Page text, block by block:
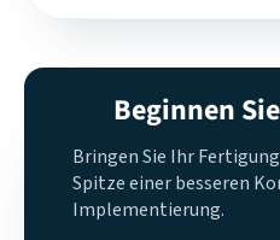
Beginnen
Bringen Sie Ihr
Spitze einer besseren
Implementierung.